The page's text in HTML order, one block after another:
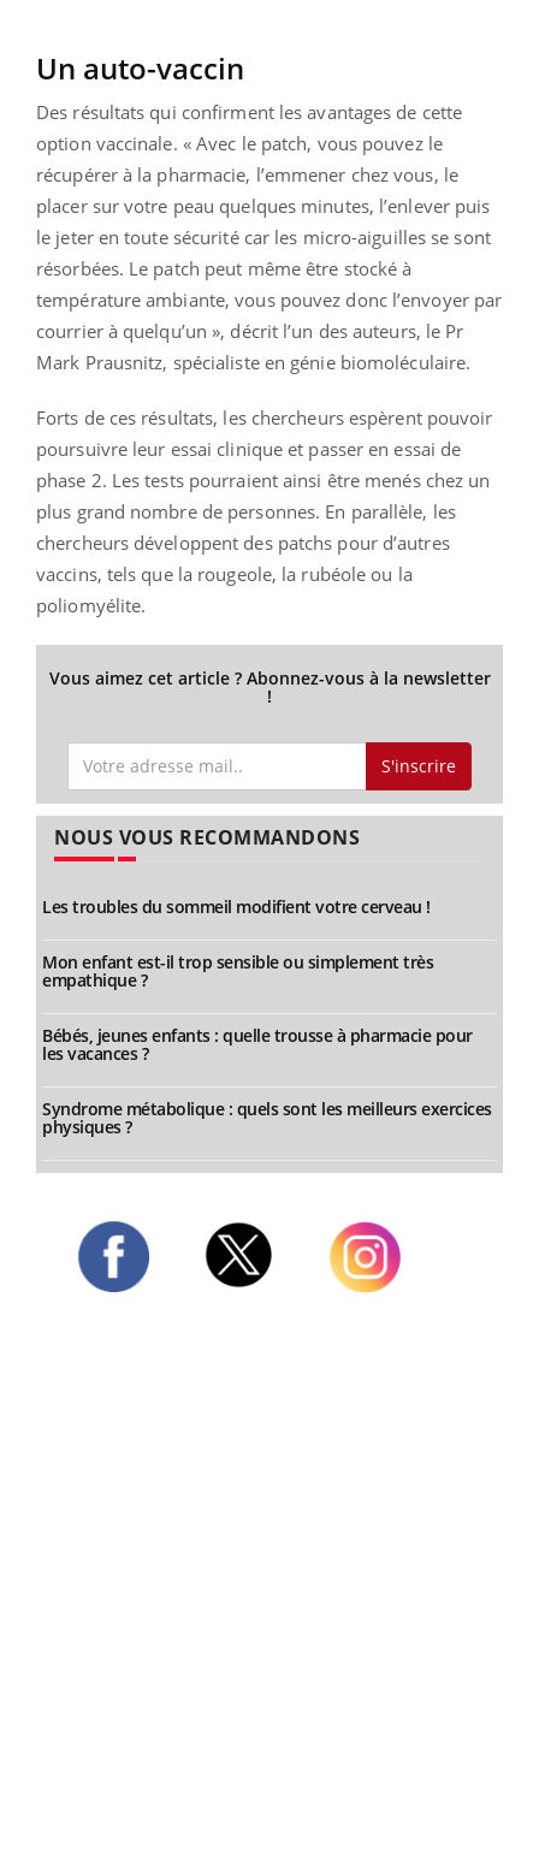
Un auto-vaccin
Des résultats qui confirment les avantages de cette
option vaccinale. « Avec le patch, vous pouvez le
récupérer à la pharmacie, l’emmener chez vous, le
placer sur votre peau quelques minutes, l’enlever puis
le jeter en toute sécurité car les micro-aiguilles se sont
résorbées. Le patch peut même être stocké à
température ambiante, vous pouvez donc l’envoyer par
courrier à quelqu’un », décrit l’un des auteurs, le Pr
Mark Prausnitz, spécialiste en génie biomoléculaire.
Forts de ces résultats, les chercheurs espèrent pouvoir
poursuivre leur essai clinique et passer en essai de
phase 2. Les tests pourraient ainsi être menés chez un
plus grand nombre de personnes. En parallèle, les
chercheurs développent des patchs pour d’autres
vaccins, tels que la rougeole, la rubéole ou la
poliomyélite.
Vous aimez cet article ? Abonnez-vous à la newsletter
!
S'inscrire
NOUS VOUS RECOMMANDONS
Les troubles du sommeil modifient votre cerveau !
Mon enfant est-il trop sensible ou simplement très
empathique ?
Bébés, jeunes enfants : quelle trousse à pharmacie pour
les vacances ?
Syndrome métabolique : quels sont les meilleurs exercices
physiques ?